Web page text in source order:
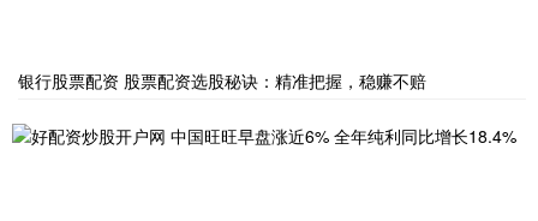
银行股票配资 股票配资选股秘诀：精准把握，稳赚不赔